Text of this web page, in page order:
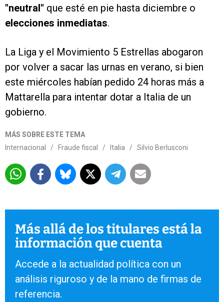
"neutral" que esté en pie hasta diciembre o
elecciones inmediatas.
La Liga y el Movimiento 5 Estrellas abogaron
por volver a sacar las urnas en verano, si bien
este miércoles habían pedido 24 horas más a
Mattarella para intentar dotar a Italia de un
gobierno.
MÁS SOBRE ESTE TEMA
Internacional
/ Fraude fiscal / Italia / Silvio Berlusconi
Más allá de los titulares está la
información que cuenta
Accede a la actualidad política con un
análisis riguroso y de la mano de firmas de
referencia.